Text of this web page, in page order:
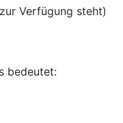
Verfügung steht)
bedeutet: